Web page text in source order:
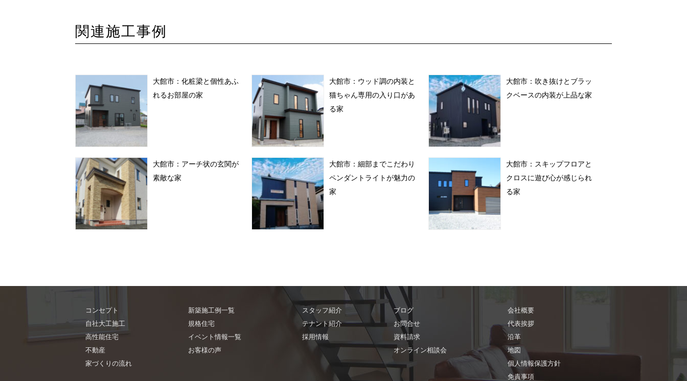
関連施工事例
大館市：化粧梁と個性あふ
れるお部屋の家
大館市：ウッド調の内装と
猫ちゃん専用の入り口があ
る家
大館市：吹き抜けとブラッ
クベースの内装が上品な家
大館市：アーチ状の玄関が
素敵な家
大館市：細部までこだわり
ペンダントライトが魅力の
家
大館市：スキップフロアと
クロスに遊び心が感じられ
る家
コンセプト
自社大工施工
高性能住宅
不動産
家づくりの流れ
新築施工例一覧
規格住宅
イベント情報一覧
お客様の声
スタッフ紹介
テナント紹介
採用情報
ブログ
お問合せ
資料請求
オンライン相談会
会社概要
代表挨拶
沿革
地図
個人情報保護方針
免責事項